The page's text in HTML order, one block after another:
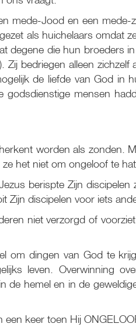
mede-Jood en een
als huichelaars omdat
degene die hun broeders
bedriegen alleen zichzelf
de liefde van God in
mensen
worden als zonden.
het niet om ongeloof te
berispte Zijn discipelen
Zijn discipelen voor iets
niet verzorgd of
om dingen van God te
leven. Overwinning
de hemel en in de
keer toen Hij